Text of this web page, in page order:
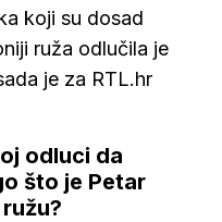
koji su dosad
ruža odlučila je
je za RTL.hr
odluci da
što je Petar